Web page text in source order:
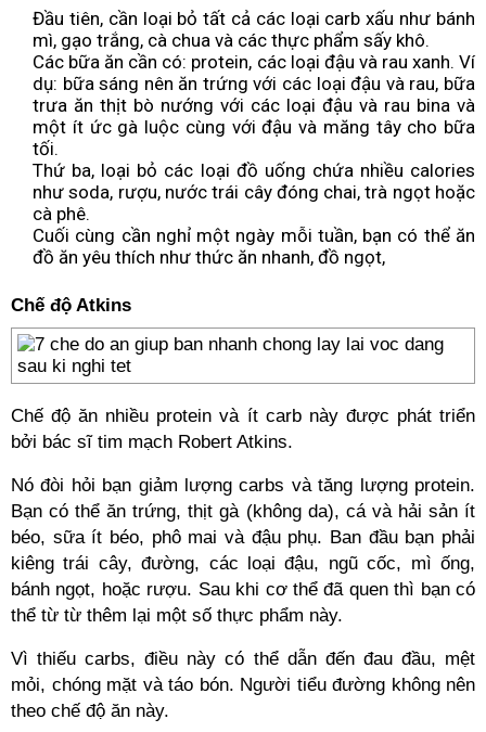
Đầu tiên, cần loại bỏ tất cả các loại carb xấu như bánh
mì, gạo trắng, cà chua và các thực phẩm sấy khô.
Các bữa ăn cần có: protein, các loại đậu và rau xanh. Ví
dụ: bữa sáng nên ăn trứng với các loại đậu và rau, bữa
trưa ăn thịt bò nướng với các loại đậu và rau bina và
một ít ức gà luộc cùng với đậu và măng tây cho bữa
tối.
Thứ ba, loại bỏ các loại đồ uống chứa nhiều calories
như soda, rượu, nước trái cây đóng chai, trà ngọt hoặc
cà phê.
Cuối cùng cần nghỉ một ngày mỗi tuần, bạn có thể ăn
đồ ăn yêu thích như thức ăn nhanh, đồ ngọt,
Chế độ Atkins
Chế độ ăn nhiều protein và ít carb này được phát triển
bởi bác sĩ tim mạch Robert Atkins.
Nó đòi hỏi bạn giảm lượng carbs và tăng lượng protein.
Bạn có thể ăn trứng, thịt gà (không da), cá và hải sản ít
béo, sữa ít béo, phô mai và đậu phụ. Ban đầu bạn phải
kiêng trái cây, đường, các loại đậu, ngũ cốc, mì ống,
bánh ngọt, hoặc rượu. Sau khi cơ thể đã quen thì bạn có
thể từ từ thêm lại một số thực phẩm này.
Vì thiếu carbs, điều này có thể dẫn đến đau đầu, mệt
mỏi, chóng mặt và táo bón. Người tiểu đường không nên
theo chế độ ăn này.